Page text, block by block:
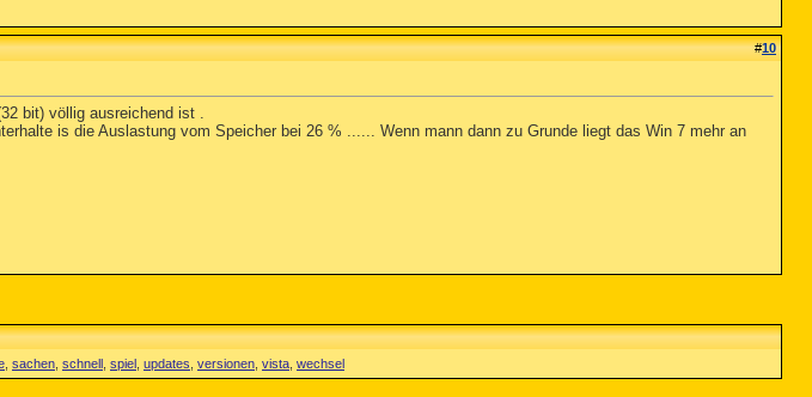
#10
bit) völlig ausreichend ist .
is die Auslastung vom Speicher bei 26 % ...... Wenn mann dann zu Grunde liegt das Win 7 mehr an
sachen schnell spiel updates versionen vista wechsel